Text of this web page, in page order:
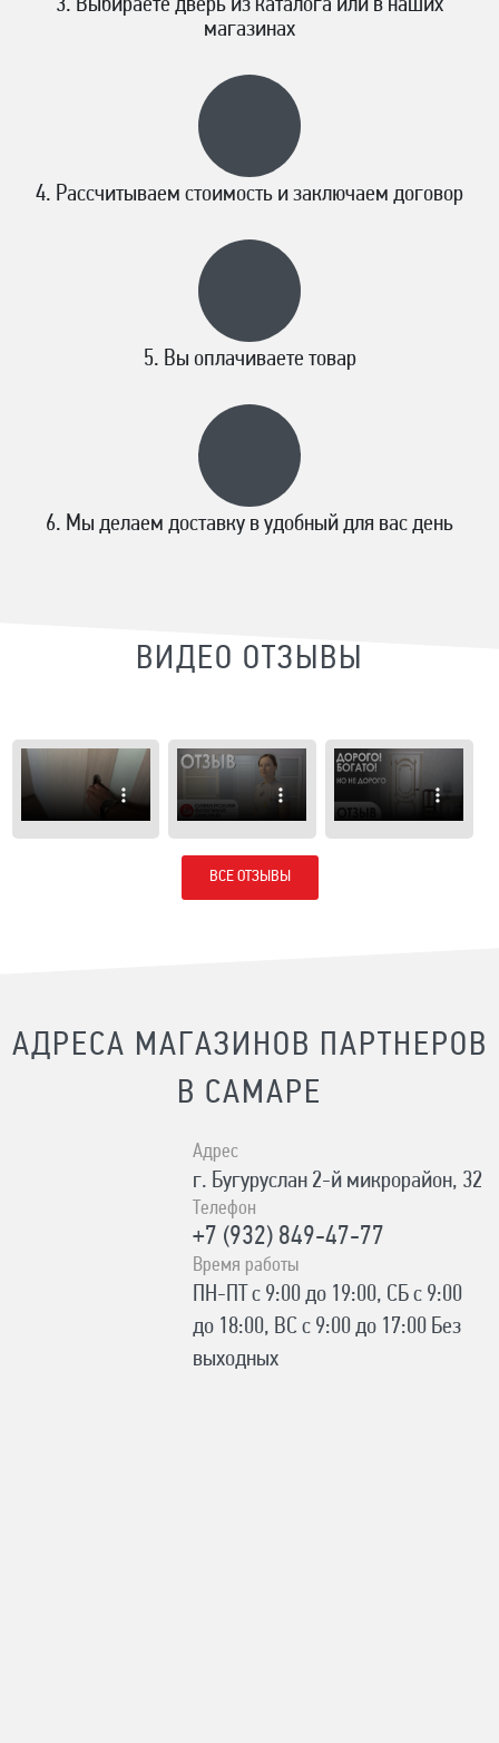
Выбираете дверь из каталога или в наших
магазинах
Рассчитываем стоимость и заключаем договор
Вы оплачиваете товар
Мы делаем доставку в удобный для вас день
ВИДЕО ОТЗЫВЫ
ВСЕ ОТЗЫВЫ
АДРЕСА МАГАЗИНОВ ПАРТНЕРОВ
В САМАРЕ
Адрес
г. Бугуруслан 2-й микрорайон, 32
Телефон
+7 (932) 849-47-77
Время работы
ПН-ПТ с 9:00 до 19:00, СБ с 9:00
до 18:00, ВС с 9:00 до 17:00 Без
выходных